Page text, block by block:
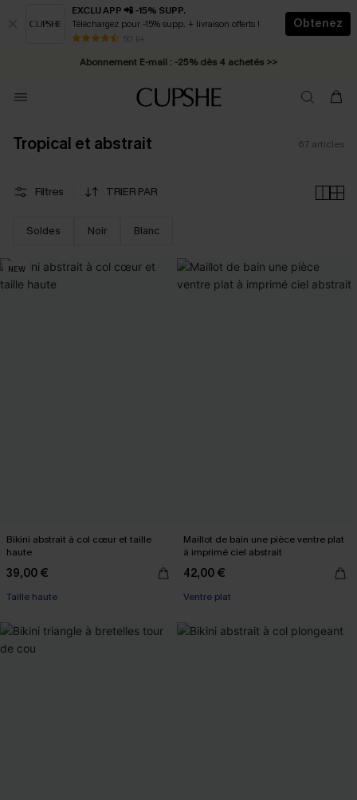
EXCLU APP 📲 -15% SUPP.
Téléchargez pour -15% supp. + livraison offerts !
50 k+
Obtenez
* Livraison éclair 2-3 jours ouvrés >>
Abonnement E-mail : -25% dès 4 achetés >>
Tropical et abstrait 67 articles
Filtres TRIER PAR
Soldes Noir Blanc
NEW
Bikini abstrait à col cœur et taille
haute
39,00 €
Taille haute
Maillot de bain une pièce ventre plat
à imprimé ciel abstrait
42,00 €
Ventre plat